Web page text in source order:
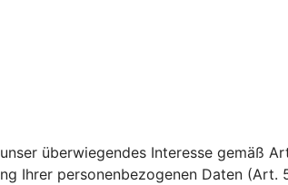
überwiegendes Interesse gemäß
Ihrer personenbezogenen Daten (Art.